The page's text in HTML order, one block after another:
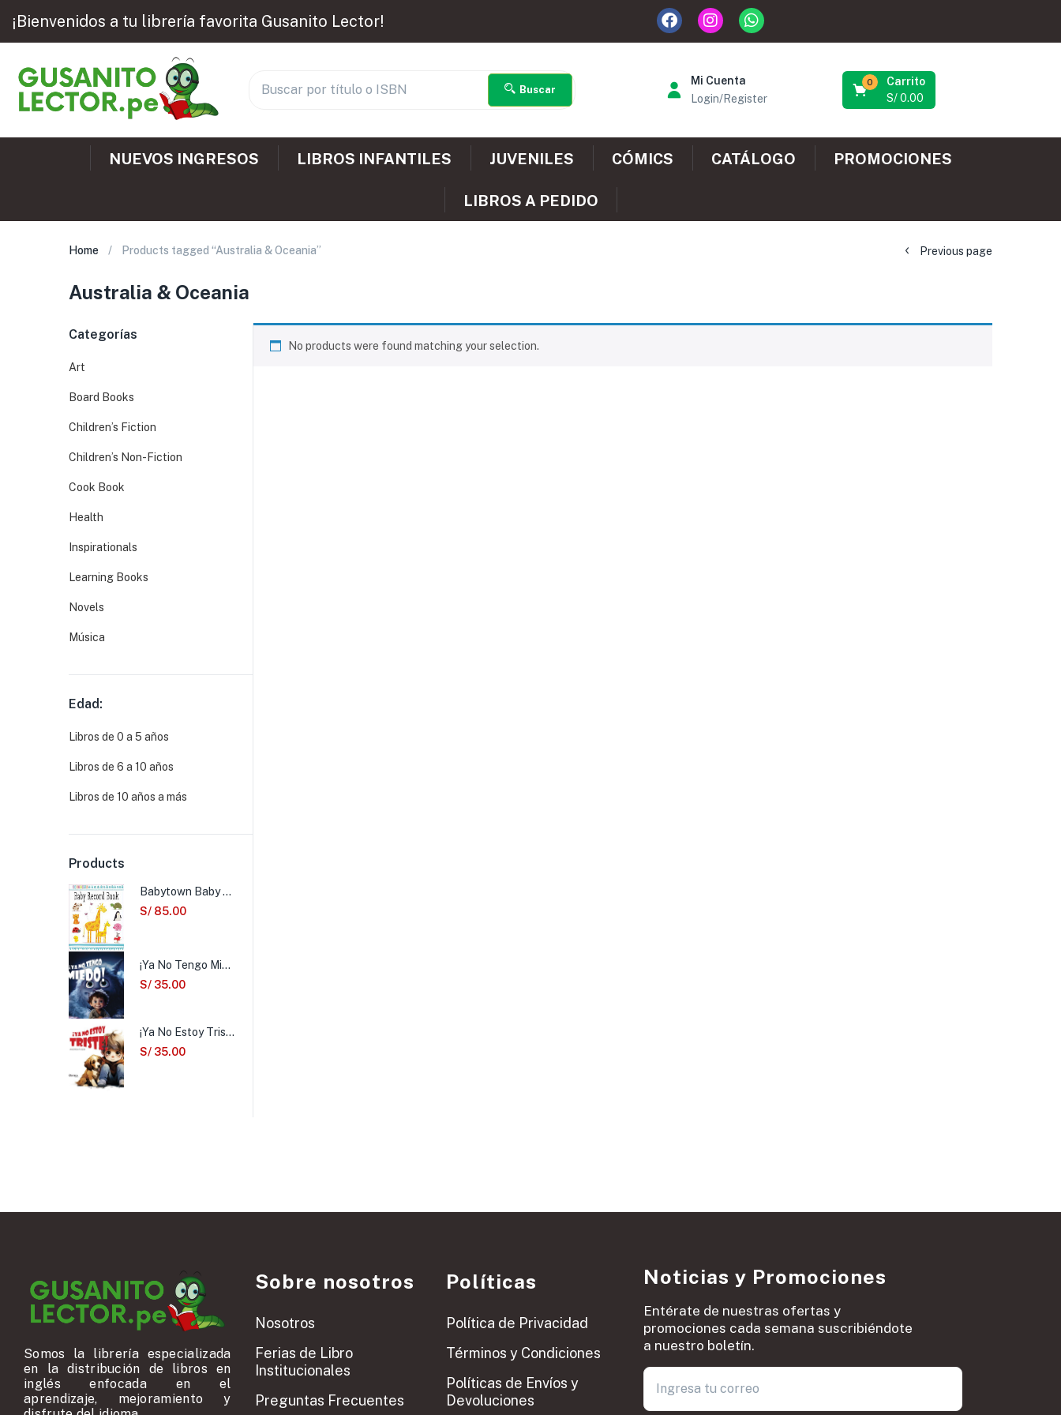
¡Bienvenidos a tu librería favorita Gusanito Lector!
Buscar
Mi Cuenta
Login/Register
Carrito
0
S/0.00
NUEVOS INGRESOS LIBROS INFANTILES JUVENILES CÓMICS CATÁLOGO PROMOCIONES
LIBROS A PEDIDO
Home Products tagged “Australia & Oceania” Previous page
Australia & Oceania
No products were found matching your selection.
Categorías
Art
Board Books
Children’s Fiction
Children’s Non-Fiction
Cook Book
Health
Inspirationals
Learning Books
Novels
Música
Edad:
Libros de 0 a 5 años
Libros de 6 a 10 años
Libros de 10 años a más
Products
Babytown Baby Record Book
S/ 85.00
¡Ya No Tengo Miedo!
S/ 35.00
¡Ya No Estoy Triste!
S/ 35.00
Somos la librería especializada
en la distribución de libros en
inglés enfocada en el
aprendizaje, mejoramiento y
Sobre nosotros
Nosotros
Ferias de Libro
Institucionales
Preguntas Frecuentes
Políticas
Política de Privacidad
Términos y Condiciones
Políticas de Envíos y
Devoluciones
Noticias y Promociones
Entérate de nuestras ofertas y
promociones cada semana suscribiéndote
a nuestro boletín.